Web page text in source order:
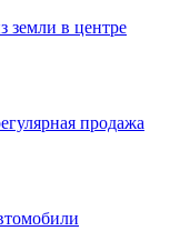
земли в центре
продажа